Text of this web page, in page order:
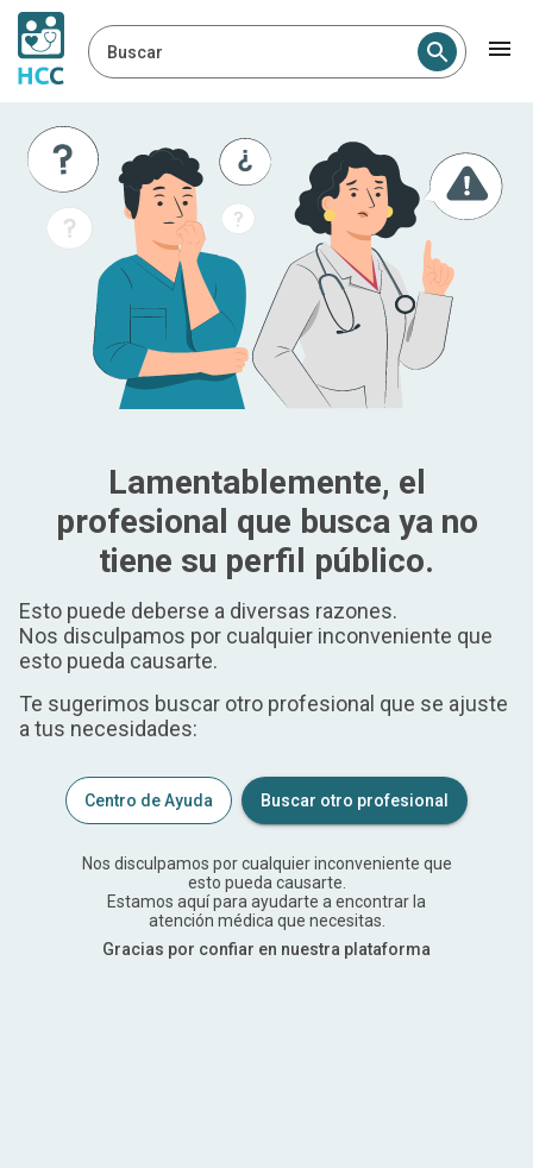
Buscar
Lamentablemente, el
profesional que busca ya no
tiene su perfil público.
Esto puede deberse a diversas razones.
Nos disculpamos por cualquier inconveniente que
esto pueda causarte.
Te sugerimos buscar otro profesional que se ajuste
a tus necesidades:
Centro de Ayuda Buscar otro profesional
Nos disculpamos por cualquier inconveniente que
esto pueda causarte.
Estamos aquí para ayudarte a encontrar la
atención médica que necesitas.
Gracias por confiar en nuestra plataforma